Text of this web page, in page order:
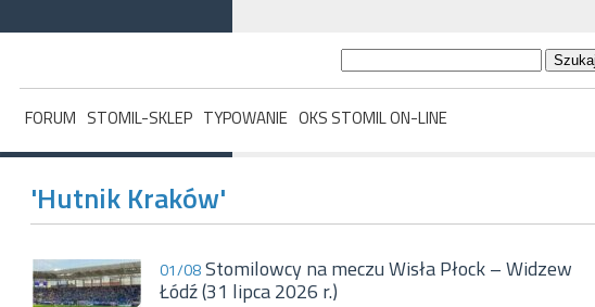
FORUM STOMIL-SKLEP TYPOWANIE OKS STOMIL ON-LINE
'Hutnik Kraków'
01/08Stomilowcy na meczu Wisła Płock – Widzew
Łódź (31 lipca 2026 r.)